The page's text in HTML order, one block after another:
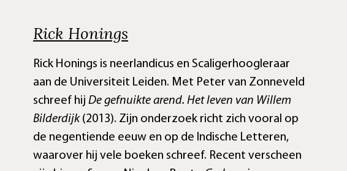
Rick Honings
Rick Honings is neerlandicus en Scaligerhoogleraar
aan de Universiteit Leiden. Met Peter van Zonneveld
schreef hij De gefnuikte arend. Het leven van Willem
Bilderdijk(2013). Zijn onderzoek richt zich vooral op
de negentiende eeuw en op de Indische Letteren,
waarover hij vele boeken schreef. Recent verscheen